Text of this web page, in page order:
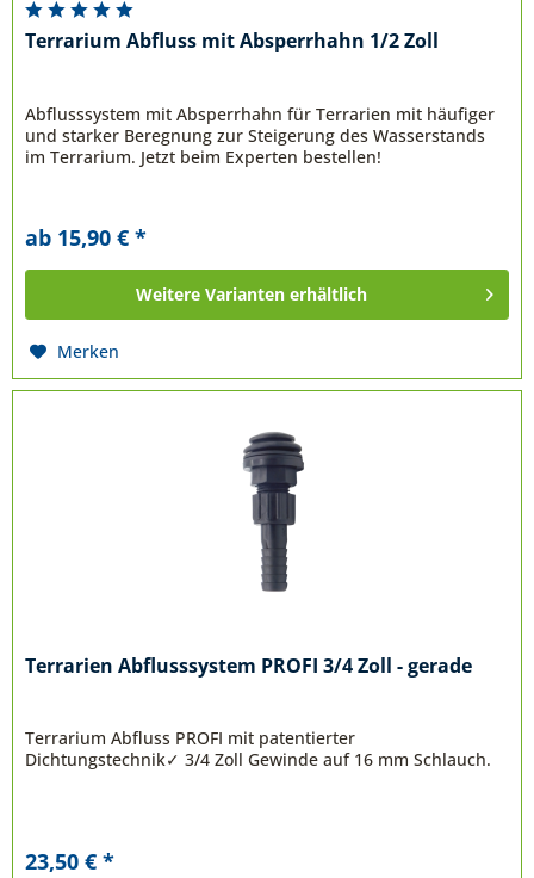
Terrarium Abfluss mit Absperrhahn 1/2 Zoll
Abflusssystem mit Absperrhahn für Terrarien mit häufiger
und starker Beregnung zur Steigerung des Wasserstands
im Terrarium. Jetzt beim Experten bestellen!
ab 15,90 € *
Weitere Varianten erhältlich
Merken
Terrarien Abflusssystem PROFI 3/4 Zoll - gerade
Terrarium Abfluss PROFI mit patentierter
Dichtungstechnik✓ 3/4 Zoll Gewinde auf 16 mm Schlauch.
23,50 € *